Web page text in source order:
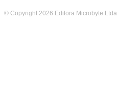
© Copyright 2026 Editora Microbyte Ltda.